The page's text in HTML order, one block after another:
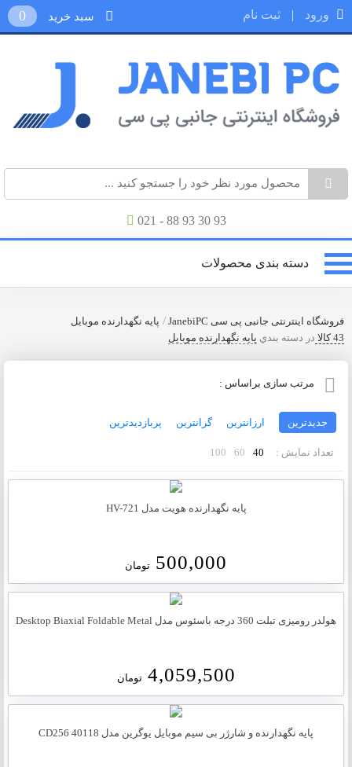
ورود | ثبت نام 0
021 - 88 93 30 93
دسته بندی محصولات
فروشگاه اینترنتی جانبی پی سی JanebiPC / پایه نگهدارنده موبایل
43 کالا
در دسته بندي پایه نگهدارنده موبایل
مرتب سازی براساس :
جدیدترین ارزانترین گرانترین پربازدیدترین
تعداد نمایش : 40
60
100
پایه نگهدارنده هویت مدل HV-721
500,000 تومان
هولدر رومیزی تبلت 360 درجه باسئوس مدل Desktop Biaxial Foldable Metal
4,059,500 تومان
پایه نگهدارنده و شارژر بی سیم موبایل یوگرین مدل CD256 40118